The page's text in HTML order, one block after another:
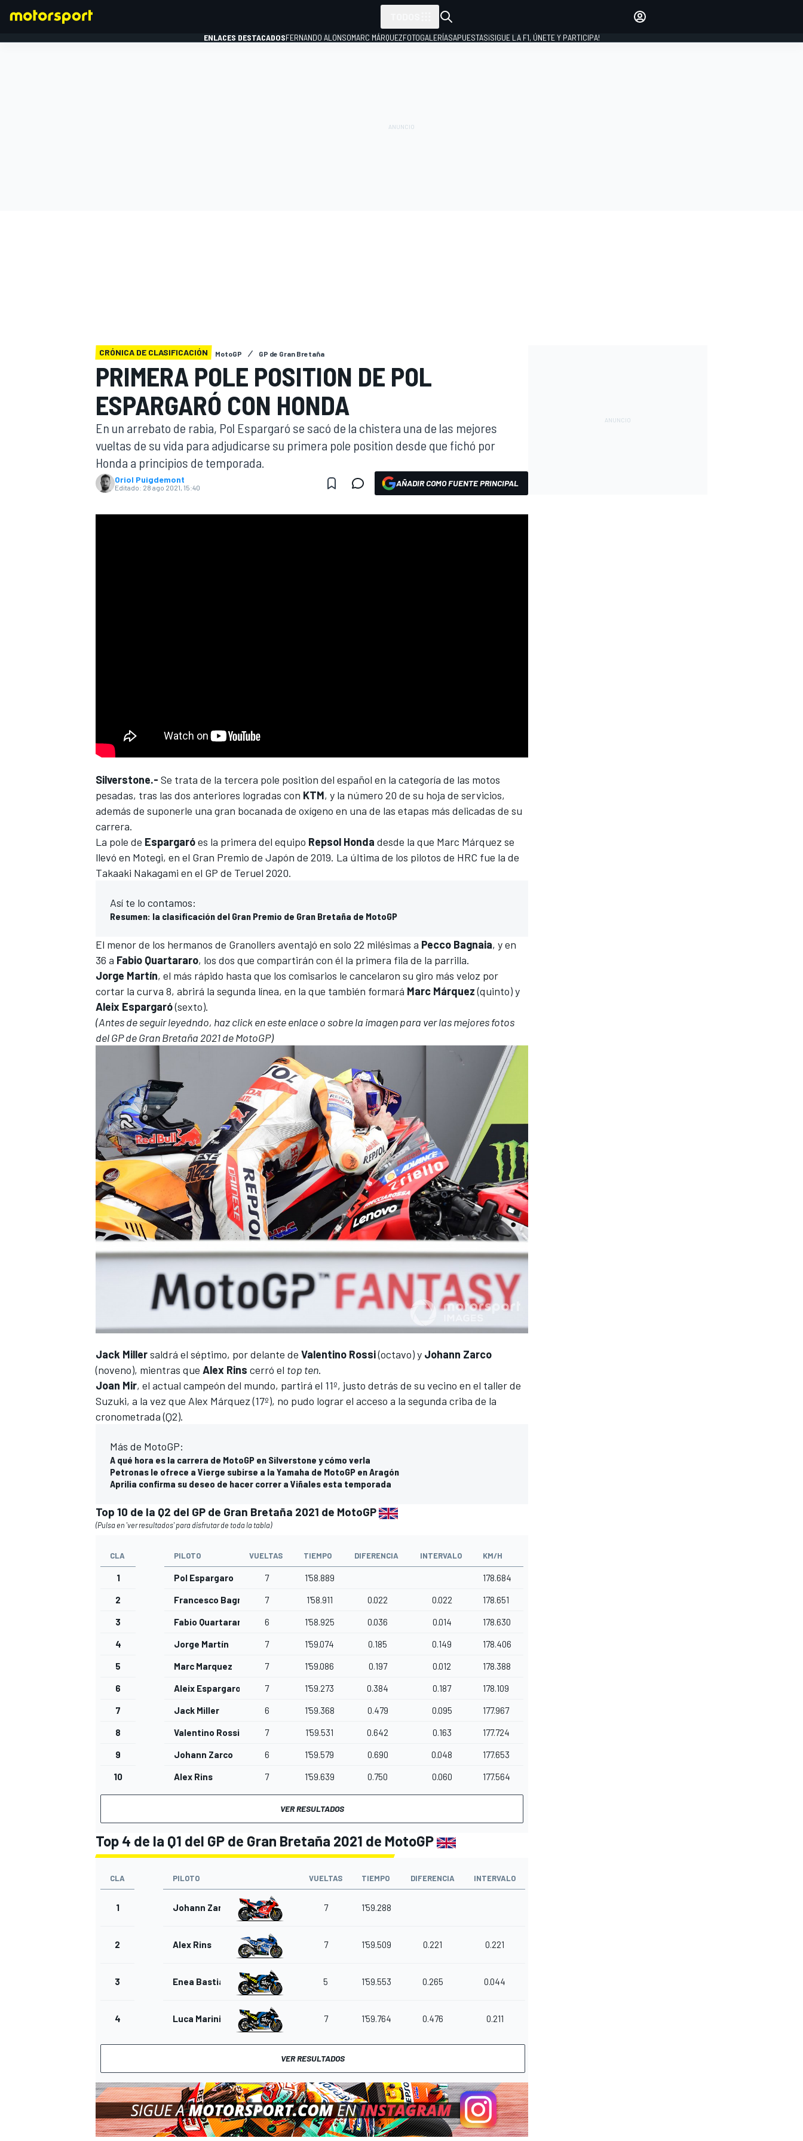
WEC
MÁS CATEGORÍAS
ENLACES DESTACADOSFERNANDO ALONSOMARC MÁRQUEZFOTOGALERÍASAPUESTAS¡SIGUE LA F1, ÚNETE Y PARTICIPA!
CRÓNICA DE CLASIFICACIÓN MotoGP GP de Gran Bretaña
PRIMERA POLE POSITION DE POL
ESPARGARÓ CON HONDA
En un arrebato de rabia, Pol Espargaró se sacó de la chistera una de las mejores
vueltas de su vida para adjudicarse su primera pole position desde que fichó por
Honda a principios de temporada.
Oriol Puigdemont
Editado: 28 ago 2021, 15:40 AÑADIR COMO FUENTE PRINCIPAL
Silverstone.- Se trata de la tercera pole position del español en la categoría de las motos
pesadas, tras las dos anteriores logradas con KTM, y la número 20 de su hoja de servicios,
además de suponerle una gran bocanada de oxígeno en una de las etapas más delicadas de su
carrera.
La pole de Espargaróes la primera del equipo Repsol Honda desde la que Marc Márquez se
llevó en Motegi, en el Gran Premio de Japón de 2019. La última de los pilotos de HRC fue la de
Takaaki Nakagami en el GP de Teruel 2020.
Así te lo contamos:
Resumen: la clasificación del Gran Premio de Gran Bretaña de MotoGP
El menor de los hermanos de Granollers aventajó en solo 22 milésimas a Pecco Bagnaia, y en
36 a Fabio Quartararo, los dos que compartirán con él la primera fila de la parrilla.
Jorge Martín, el más rápido hasta que los comisarios le cancelaron su giro más veloz por
cortar la curva 8, abrirá la segunda línea, en la que también formará Marc Márquez(quinto) y
Aleix Espargaró(sexto).
(Antes de seguir leyedndo, haz click en este enlace o sobre la imagen para ver las mejores fotos
del GP de Gran Bretaña 2021 de MotoGP)
Jack Millersaldrá el séptimo, por delante de Valentino Rossi(octavo) y Johann Zarco
(noveno), mientras que Alex Rins cerró el top ten.
Joan Mir, el actual campeón del mundo, partirá el 11º, justo detrás de su vecino en el taller de
Suzuki, a la vez que Alex Márquez (17º), no pudo lograr el acceso a la segunda criba de la
cronometrada (Q2).
Más de MotoGP:
A qué hora es la carrera de MotoGP en Silverstone y cómo verla
Petronas le ofrece a Vierge subirse a la Yamaha de MotoGP en Aragón
Aprilia confirma su deseo de hacer correr a Viñales esta temporada
Top 10 de la Q2 del GP de Gran Bretaña 2021 de MotoGP
(Pulsa en 'ver resultados' para disfrutar de toda la tabla)
CLA PILOTO VUELTAS TIEMPO DIFERENCIA INTERVALO KM/H
1 Pol Espargaro 7 1'58.889 178.684
2 Francesco Bagnaia 7 1'58.911 0.022 0.022 178.651
3 Fabio Quartararo 6 1'58.925 0.036 0.014 178.630
4 Jorge Martín 7 1'59.074 0.185 0.149 178.406
5 Marc Marquez 7 1'59.086 0.197 0.012 178.388
6 Aleix Espargaro 7 1'59.273 0.384 0.187 178.109
7 Jack Miller 6 1'59.368 0.479 0.095 177.967
8 Valentino Rossi 7 1'59.531 0.642 0.163 177.724
9 Johann Zarco 6 1'59.579 0.690 0.048 177.653
10 Alex Rins 7 1'59.639 0.750 0.060 177.564
VER RESULTADOS
Top 4 de la Q1 del GP de Gran Bretaña 2021 de MotoGP
CLA PILOTO VUELTAS TIEMPO DIFERENCIA INTERVALO
1 Johann Zarco 7 1'59.288
2 Alex Rins 7 1'59.509 0.221 0.221
3 Enea Bastianini 5 1'59.553 0.265 0.044
4 Luca Marini 7 1'59.764 0.476 0.211
VER RESULTADOS